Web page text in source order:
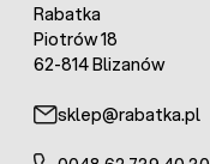
Gwarancja:
Rabatka
Piotrów 18
62-814 Blizanów
sklep@rabatka.pl